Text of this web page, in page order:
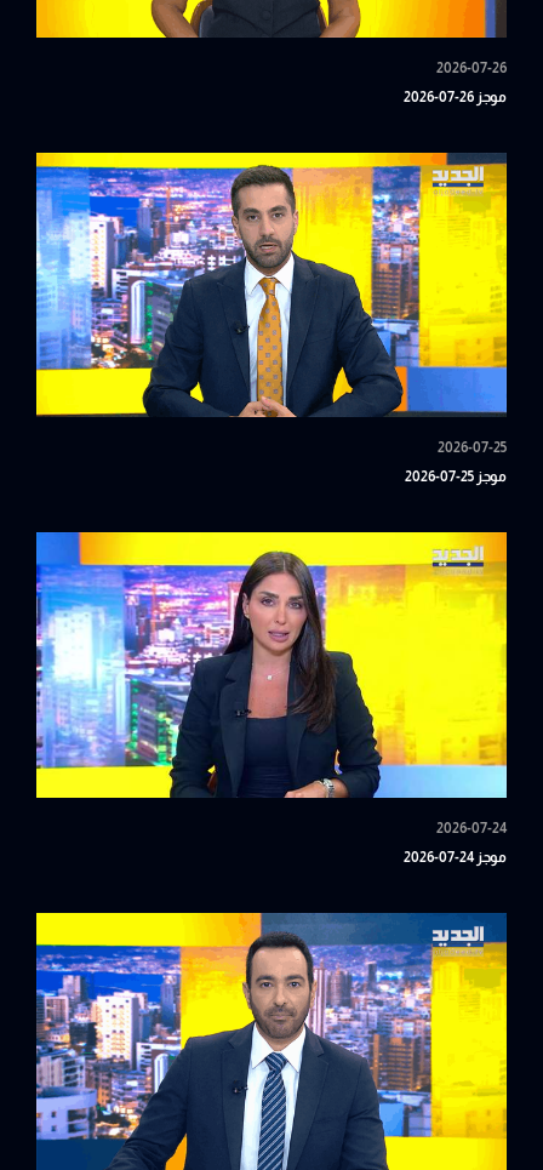
2026-07-26
موجز 26-07-2026
2026-07-25
موجز 25-07-2026
2026-07-24
موجز 24-07-2026